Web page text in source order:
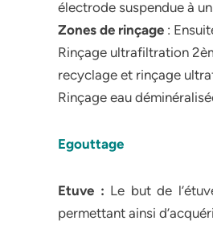
électrode suspendue à
Zones de rinçage :
Rinçage ultrafiltration
recyclage et rinçage
Rinçage eau
Egouttage
Etuve : Le but de
permettant ainsi